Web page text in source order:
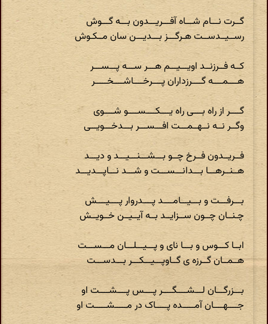
گــرت نـــام شـــاه آفـــریـــدون بـــه گـــوش
رســیــدســت هـرگـــز بـــدیـــن سان مــکـوش
کــه فــرزنــد اویـــیـــم هـــر ســـه پـــســـر
هــــمــــه گــــرزداران پــــرخــــاشــــخـــــر
گــــر از راه بــــی راه یــــکــــســــو شــــوی
وگــر نــه نــهــمـــت افـــســـر بـــدخـــویـــی
فــریــدون فــرخ چــو بـــشـــنـــیـــد و دیـــد
هــنــرهـــا بـــدانـــســـت و شـــد نـــاپـــدیـــد
بـــرفـــت و بـــیـــامــــد پــــدروار پــــیــــش
چـنــان چــون ســزایــد بــه آیــیــن خــویــش
ابــا کـــوس و بـــا نای و پـــیـــلـــان مـــســـت
هــمــان گــرزه ی گــاوپـــیـــکـــر بـــدســـت
بـــزرگـــان لـــشــــگــــر پــــس پــــشــــت او
جــــهــــان آمـــــده پـــــاک در مـــــشـــــت او